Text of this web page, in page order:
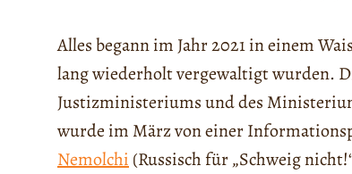
Alles begann im Jahr 2021 in einem
lang wiederholt vergewaltigt wurden.
Justizministeriums und des
wurde im März von einer
Nemolchi (Russisch für „Schweig